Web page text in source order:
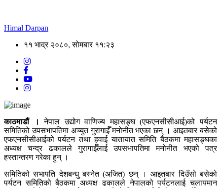
Himal Darpan
११ भाद्र २०८०, सोमबार ११:२३
काठमाडौं ।
नेपाल उद्योग वाणिज्य महासङ्घ (एफएनसीसीआई)को पर्यटन
समितिको उपसभापतिमा अच्युत गुरागाईँ मनोनीत भएका छन् । आइतबार बसेको
एफएनसीसीआईको पर्यटन तथा हवाई यातायात समिति बैठकमा महासङ्घका
अध्यक्ष चन्द्र ढकालले गुरागाईँलाई उपसभापतिमा मनोनीत भएको पत्र
हस्तान्तरण गरेका हुन् ।
समितिको सभापति देशबन्धु बस्नेत (अजित) छन् । आइतबार दिउँसो बसेको
पर्यटन समितिको बैठकमा अध्यक्ष ढकालले नेपालको पर्यटनलाई चलायमान